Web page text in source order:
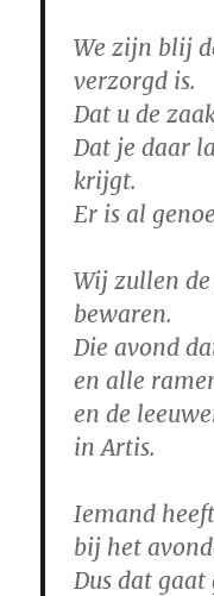
We zijn blij
verzorgd is.
Dat u de
Dat je daar
krijgt.
Er is al
Wij zullen
bewaren.
Die avond
en alle
en de
in Artis.
Iemand
bij het
Dus dat gaat